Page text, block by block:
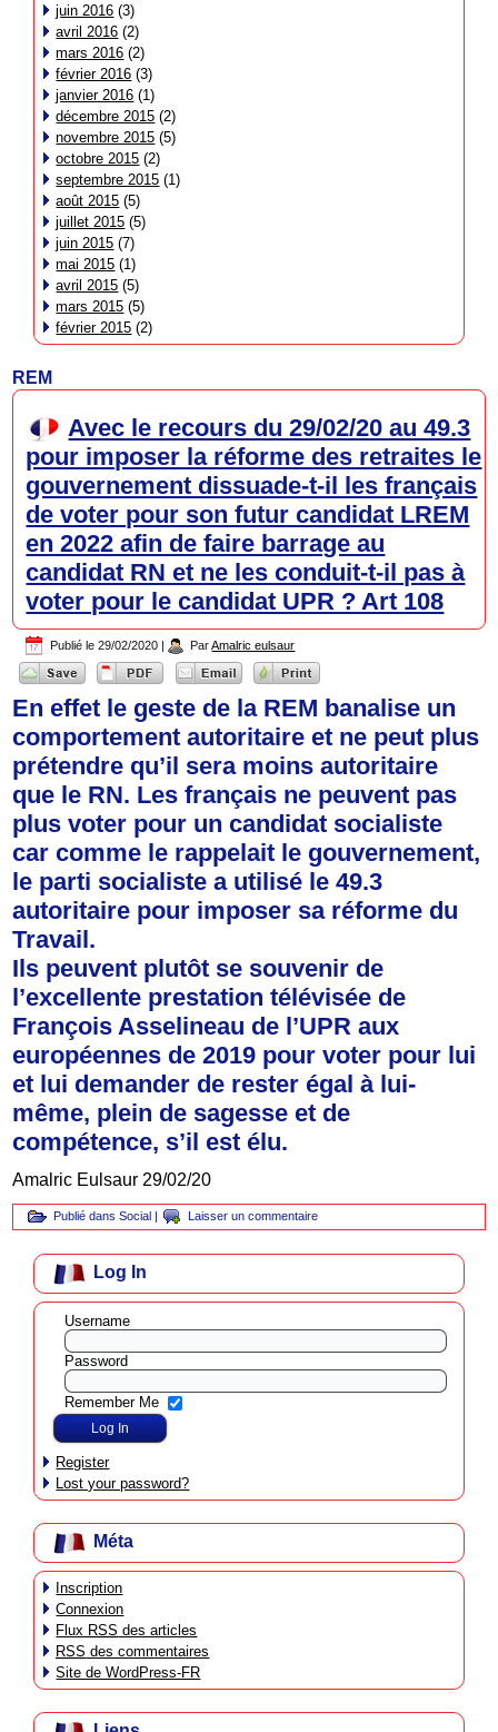
juin 2016 (3)
avril 2016 (2)
mars 2016 (2)
février 2016 (3)
janvier 2016 (1)
décembre 2015 (2)
novembre 2015 (5)
octobre 2015 (2)
septembre 2015 (1)
août 2015 (5)
juillet 2015 (5)
juin 2015 (7)
mai 2015 (1)
avril 2015 (5)
mars 2015 (5)
février 2015 (2)
REM
Avec le recours du 29/02/20 au 49.3
pour imposer la réforme des retraites le
gouvernement dissuade-t-il les français
de voter pour son futur candidat LREM
en 2022 afin de faire barrage au
candidat RN et ne les conduit-t-il pas à
voter pour le candidat UPR ? Art 108
Publié le 29/02/2020 | Par Amalric eulsaur
En effet le geste de la REM banalise un
comportement autoritaire et ne peut plus
prétendre qu’il sera moins autoritaire
que le RN. Les français ne peuvent pas
plus voter pour un candidat socialiste
car comme le rappelait le gouvernement,
le parti socialiste a utilisé le 49.3
autoritaire pour imposer sa réforme du
Travail.
Ils peuvent plutôt se souvenir de
l’excellente prestation télévisée de
François Asselineau de l’UPR aux
européennes de 2019 pour voter pour lui
et lui demander de rester égal à lui-
même, plein de sagesse et de
compétence, s’il est élu.
Amalric Eulsaur 29/02/20
Publié dans Social | Laisser un commentaire
Log In
Username
Password
Remember Me
Register
Lost your password?
Méta
Inscription
Connexion
Flux RSS des articles
RSS des commentaires
Site de WordPress-FR